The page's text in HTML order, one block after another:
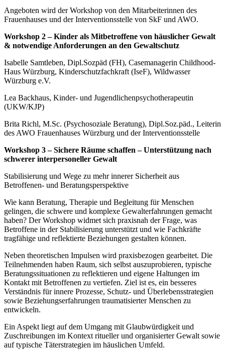
Angeboten wird der Workshop von den Mitarbeiterinnen des
Frauenhauses und der Interventionsstelle von SkF und AWO.
Workshop 2 – Kinder als Mitbetroffene von häuslicher Gewalt
& notwendige Anforderungen an den Gewaltschutz
Isabelle Samtleben, Dipl.Sozpäd (FH), Casemanagerin Childhood-
Haus Würzburg, Kinderschutzfachkraft (IseF), Wildwasser
Würzburg e.V.
Lea Backhaus, Kinder- und Jugendlichenpsychotherapeutin
(UKW/KJP)
Brita Richl, M.Sc. (Psychosoziale Beratung), Dipl.Soz.päd., Leiterin
des AWO Frauenhauses Würzburg und der Interventionsstelle
Workshop 3 – Sichere Räume schaffen – Unterstützung nach
schwerer interpersoneller Gewalt
Stabilisierung und Wege zu mehr innerer Sicherheit aus
Betroffenen- und Beratungsperspektive
Wie kann Beratung, Therapie und Begleitung für Menschen
gelingen, die schwere und komplexe Gewalterfahrungen gemacht
haben? Der Workshop widmet sich praxisnah der Frage, was
Betroffene in der Stabilisierung unterstützt und wie Fachkräfte
tragfähige und reflektierte Beziehungen gestalten können.
Neben theoretischen Impulsen wird praxisbezogen gearbeitet. Die
Teilnehmenden haben Raum, sich selbst auszuprobieren, typische
Beratungssituationen zu reflektieren und eigene Haltungen im
Kontakt mit Betroffenen zu vertiefen. Ziel ist es, ein besseres
Verständnis für innere Prozesse, Schutz- und Überlebensstrategien
sowie Beziehungserfahrungen traumatisierter Menschen zu
entwickeln.
Ein Aspekt liegt auf dem Umgang mit Glaubwürdigkeit und
Zuschreibungen im Kontext ritueller und organisierter Gewalt sowie
auf typische Täterstrategien im häuslichen Umfeld.